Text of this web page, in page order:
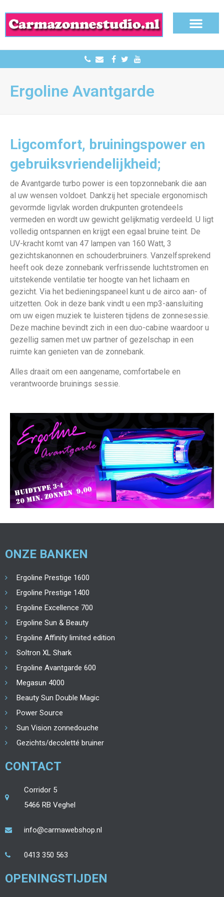
Ergoline Avantgarde
Ligcomfort, bruiningspower en
gebruiksvriendelijkheid;
de Avantgarde turbo power is een topzonnebank die aan
al uw wensen voldoet. Dankzij het speciale ergonomisch
gevormde ligvlak worden drukpunten grotendeels
vermeden en wordt uw gewicht gelijkmatig verdeeld. U ligt
volledig ontspannen en krijgt een egaal bruine teint. De
UV-kracht komt van 47 lampen van 160 Watt, 3
gezichtskanonnen en schouderbruiners. Vanzelfsprekend
heeft ook deze zonnebank verfrissende luchtstromen en
uitstekende ventilatie ter hoogte van het lichaam en
gezicht. Via het bedieningspaneel kunt u de airco aan- of
uitzetten. Ook in deze bank vindt u een mp3-aansluiting
om uw eigen muziek te luisteren tijdens de zonnesessie.
Deze machine bevindt zich in een duo-cabine waardoor u
gezellig samen met uw partner of gezelschap in een
ruimte kan genieten van de zonnebank.
Alles draait om een aangename, comfortabele en
verantwoorde bruinings sessie.
ONZE BANKEN
Ergoline Prestige 1600
Ergoline Prestige 1400
Ergoline Excellence 700
Ergoline Sun & Beauty
Ergoline Affinity limited edition
Soltron XL Shark
Ergoline Avantgarde 600
Megasun 4000
Beauty Sun Double Magic
Power Source
Sun Vision zonnedouche
Gezichts/decoletté bruiner
CONTACT
Corridor 5
5466 RB Veghel
info@carmawebshop.nl
0413 350 563
OPENINGSTIJDEN